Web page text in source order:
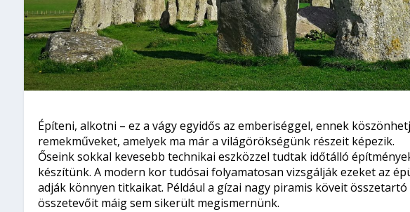
Építeni, alkotni – ez a vágy egyidős az emberiséggel, ennek
remekműveket, amelyek ma már a világörökségünk részeit képezik.
Őseink sokkal kevesebb technikai eszközzel tudtak időtálló
készítünk. A modern kor tudósai folyamatosan vizsgálják ezeket az
adják könnyen titkaikat. Például a gízai nagy piramis köveit
összetevőit máig sem sikerült megismernünk.